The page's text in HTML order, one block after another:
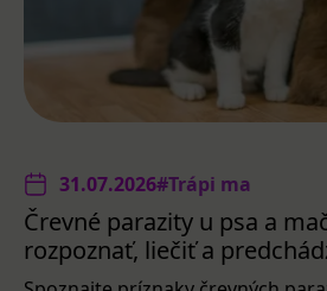
31.07.2026#Trápi ma
Črevné parazity u psa a
rozpoznať, liečiť a